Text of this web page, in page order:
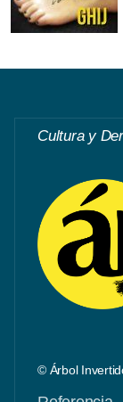
Cultura y
© Árbol